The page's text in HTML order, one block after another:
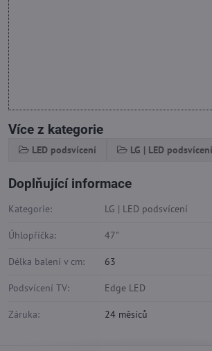
Více z kategorie
LED podsvícení LG | LED podsvícení
Doplňující informace
Kategorie: LG | LED podsvícení
Úhlopříčka: 47"
Délka balení v cm: 63
Podsvícení TV: Edge LED
Záruka: 24 měsíců